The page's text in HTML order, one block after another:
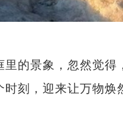
的景象，忽然觉得
刻，迎来让万物